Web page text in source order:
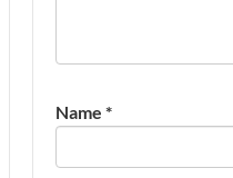
Name *